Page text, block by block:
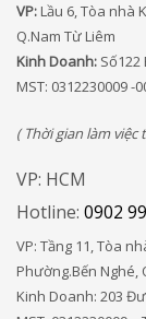
VP:Lầu 6, Tòa nhà
Q.Nam Từ Liêm
Kinh Doanh: Số122
MST: 0312230009 -
( Thời gian làm việc
VP: HCM
Hotline: 0902
VP: Tầng 11, Tòa
Phường.Bến Nghé,
Kinh Doanh: 203